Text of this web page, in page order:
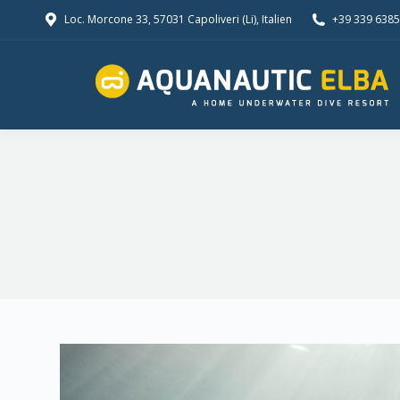
Loc. Morcone 33, 57031 Capoliveri (Li), Italien +39 339